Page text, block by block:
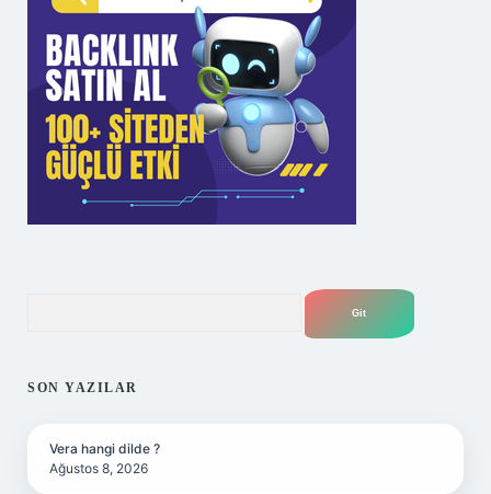
SON YAZILAR
Vera hangi dilde ?
Ağustos 8, 2026